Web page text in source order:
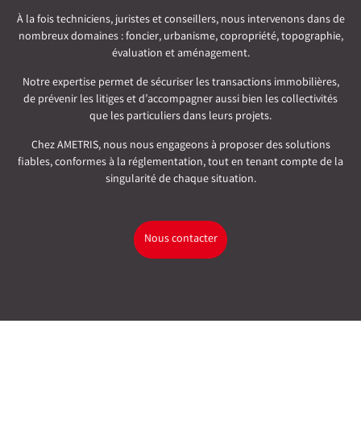
À la fois techniciens, juristes et conseillers, nous intervenons dans de
nombreux domaines : foncier, urbanisme, copropriété, topographie,
évaluation et aménagement.
Notre expertise permet de sécuriser les transactions immobilières,
de prévenir les litiges et d’accompagner aussi bien les collectivités
que les particuliers dans leurs projets.
Chez AMETRIS, nous nous engageons à proposer des solutions
fiables, conformes à la réglementation, tout en tenant compte de la
singularité de chaque situation.
Nous contacter